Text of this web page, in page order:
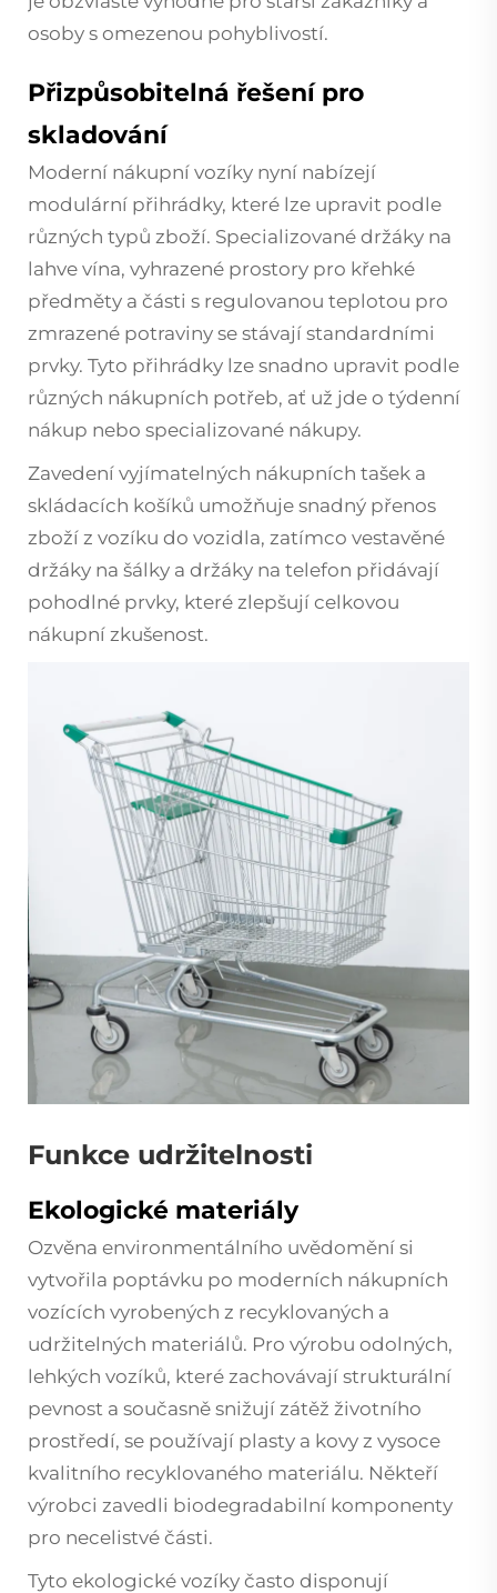
osoby s omezenou pohyblivostí.
Přizpůsobitelná řešení pro
skladování
Moderní nákupní vozíky nyní nabízejí
modulární přihrádky, které lze upravit podle
různých typů zboží. Specializované držáky na
lahve vína, vyhrazené prostory pro křehké
předměty a části s regulovanou teplotou pro
zmrazené potraviny se stávají standardními
prvky. Tyto přihrádky lze snadno upravit podle
různých nákupních potřeb, ať už jde o týdenní
nákup nebo specializované nákupy.
Zavedení vyjímatelných nákupních tašek a
skládacích košíků umožňuje snadný přenos
zboží z vozíku do vozidla, zatímco vestavěné
držáky na šálky a držáky na telefon přidávají
pohodlné prvky, které zlepšují celkovou
nákupní zkušenost.
Funkce udržitelnosti
Ekologické materiály
Ozvěna environmentálního uvědomění si
vytvořila poptávku po moderních nákupních
vozících vyrobených z recyklovaných a
udržitelných materiálů. Pro výrobu odolných,
lehkých vozíků, které zachovávají strukturální
pevnost a současně snižují zátěž životního
prostředí, se používají plasty a kovy z vysoce
kvalitního recyklovaného materiálu. Někteří
výrobci zavedli biodegradabilní komponenty
pro necelistvé části.
Tyto ekologické vozíky často disponují